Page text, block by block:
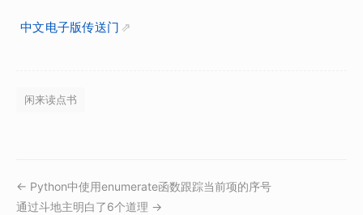
中文电子版传送门
闲来读点书
← Python中使用enumerate函数跟踪当前项的序号
通过斗地主明白了6个道理 →